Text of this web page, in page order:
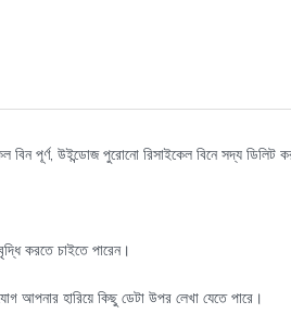
পূর্ণ, উইন্ডোজ পুরোনো রিসাইকেল বিনে সদ্য ডিলিট
করতে চাইতে পারেন।
আপনার হারিয়ে কিছু ডেটা উপর লেখা যেতে পারে।